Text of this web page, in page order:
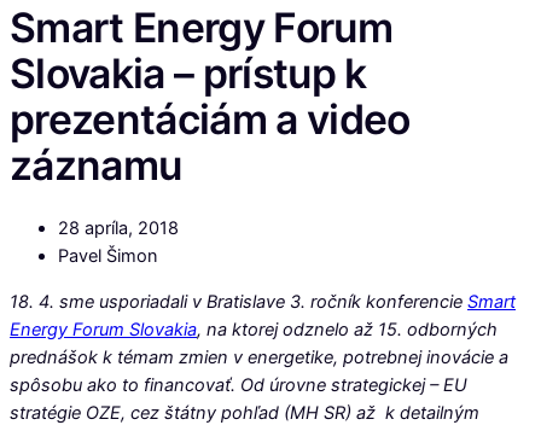
Smart Energy Forum
Slovakia – prístup k
prezentáciám a video
záznamu
28 apríla, 2018
Pavel Šimon
18. 4. sme usporiadali v Bratislave 3. ročník konferencie Smart
Energy Forum Slovakia, na ktorej odznelo až 15. odborných
prednášok k témam zmien v energetike, potrebnej inovácie a
spôsobu ako to financovať. Od úrovne strategickej – EU
stratégie OZE, cez štátny pohľad (MH SR) až k detailným